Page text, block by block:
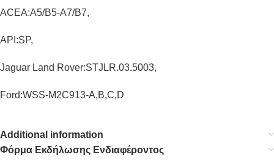
ACEA:A5/B5-A7/B7,
API:SP,
Jaguar Land Rover:STJLR.03.5003,
Ford:WSS-M2C913-A,B,C,D
Additional information
Φόρμα Εκδήλωσης Ενδιαφέροντος